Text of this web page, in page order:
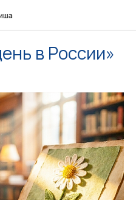
в России»